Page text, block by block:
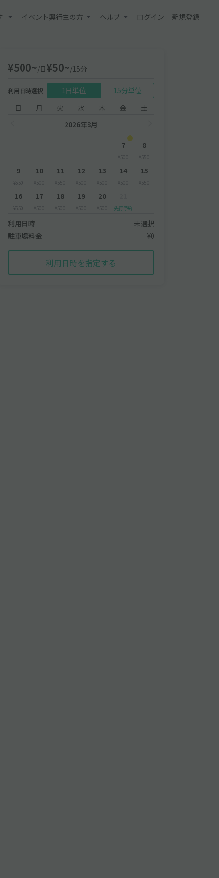
イベント興行主の方 ヘルプ ログイン 新規登録
¥500~/日¥50~/15分
利用日時選択 1日単位
15分単位
日
月 火 水 木 金
土
2026年8月
7
¥500
8
¥550
9
¥550
10
¥500
11
¥550
12
¥500
13
¥500
14
¥500
15
¥550
16
¥550
17
¥500
18
¥500
19
¥500
20
¥500 先行予約
利用日時
未選択
駐車場料金
¥0
利用日時を指定する